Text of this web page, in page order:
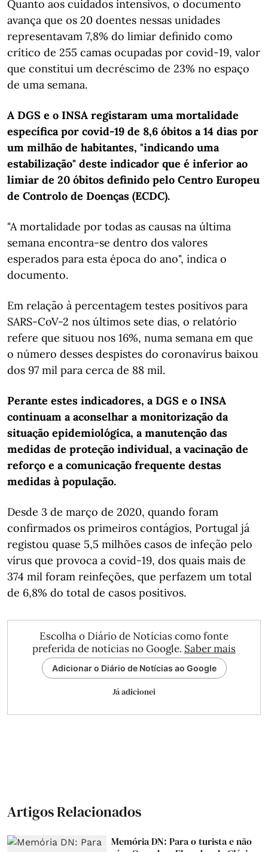
Quanto aos cuidados intensivos, o documento
avança que os 20 doentes nessas unidades
representavam 7,8% do limiar definido como
crítico de 255 camas ocupadas por covid-19, valor
que constitui um decréscimo de 23% no espaço
de uma semana.
A DGS e o INSA registaram uma mortalidade
específica por covid-19 de 8,6 óbitos a 14 dias por
um milhão de habitantes, "indicando uma
estabilização" deste indicador que é inferior ao
limiar de 20 óbitos definido pelo Centro Europeu
de Controlo de Doenças (ECDC).
"A mortalidade por todas as causas na última
semana encontra-se dentro dos valores
esperados para esta época do ano", indica o
documento.
Em relação à percentagem testes positivos para
SARS-CoV-2 nos últimos sete dias, o relatório
refere que situou nos 16%, numa semana em que
o número desses despistes do coronavírus baixou
dos 97 mil para cerca de 88 mil.
Perante estes indicadores, a DGS e o INSA
continuam a aconselhar a monitorização da
situação epidemiológica, a manutenção das
medidas de proteção individual, a vacinação de
reforço e a comunicação frequente destas
medidas à população.
Desde 3 de março de 2020, quando foram
confirmados os primeiros contágios, Portugal já
registou quase 5,5 milhões casos de infeção pelo
vírus que provoca a covid-19, dos quais mais de
374 mil foram reinfeções, que perfazem um total
de 6,8% do total de casos positivos.
Escolha o Diário de Notícias como fonte
preferida de notícias no Google. Saber mais
Adicionar o Diário de Notícias ao Google
Já adicionei
Artigos Relacionados
Memória DN: Para o turista e não